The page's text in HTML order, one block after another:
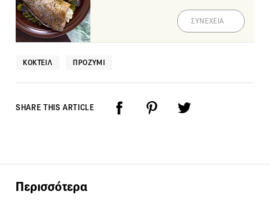
ΣΥΝΕΧΕΙΑ
ΚΟΚΤΈΙΛ ΠΡΟΖΎΜΙ
SHARE THIS ARTICLE
Περισσότερα